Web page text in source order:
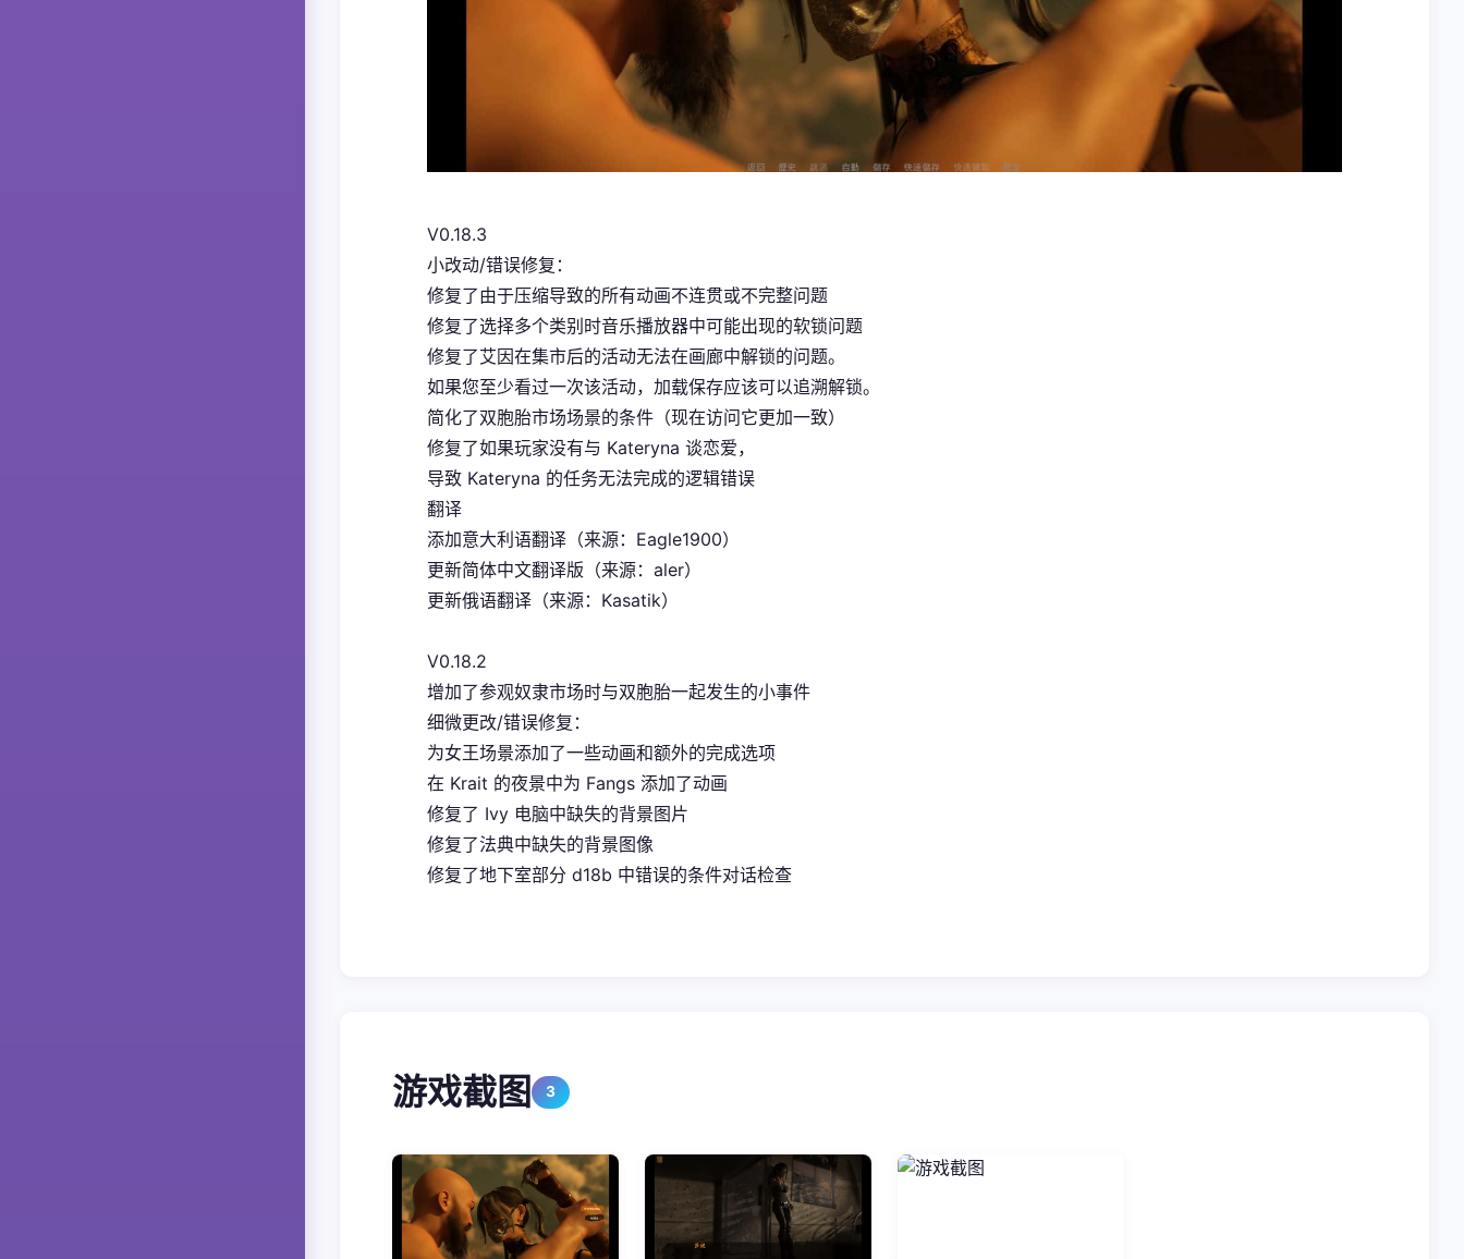
V0.18.3
小改动/错误修复：
修复了由于压缩导致的所有动画不连贯或不完整问题
修复了选择多个类别时音乐播放器中可能出现的软锁问题
修复了艾因在集市后的活动无法在画廊中解锁的问题。
如果您至少看过一次该活动，加载保存应该可以追溯解锁。
简化了双胞胎市场场景的条件（现在访问它更加一致）
修复了如果玩家没有与 Kateryna 谈恋爱，
导致 Kateryna 的任务无法完成的逻辑错误
翻译
添加意大利语翻译（来源：Eagle1900）
更新简体中文翻译版（来源：aler）
更新俄语翻译（来源：Kasatik）
V0.18.2
增加了参观奴隶市场时与双胞胎一起发生的小事件
细微更改/错误修复：
为女王场景添加了一些动画和额外的完成选项
在 Krait 的夜景中为 Fangs 添加了动画
修复了 Ivy 电脑中缺失的背景图片
修复了法典中缺失的背景图像
修复了地下室部分 d18b 中错误的条件对话检查
游戏截图 3